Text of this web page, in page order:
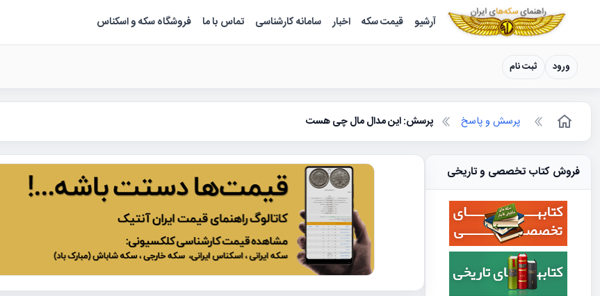
سکه ها ؛ راهنمای سکه شناسی
آرشیو قیمت سکه اخبار سامانه کارشناسی تماس با ما فروشگاه سکه و اسکناس
ورود ثبت نام
پرسش و پاسخ پرسش: این مدال مال چی هست
فروش کتاب تخصصی و تاریخی